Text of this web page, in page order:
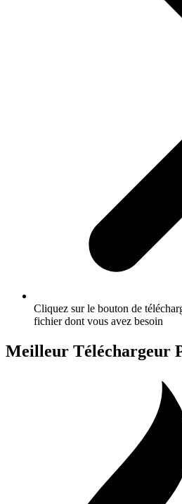
Cliquez sur le bouton de
fichier dont vous avez besoin
Meilleur Téléchargeur